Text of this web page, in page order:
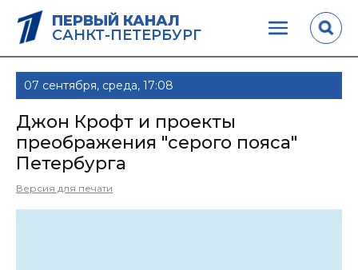
ПЕРВЫЙ КАНАЛ
САНКТ-ПЕТЕРБУРГ
07 сентября, среда, 17:08
Джон Крофт и проекты
преображения "серого пояса"
Петербурга
Версия для печати